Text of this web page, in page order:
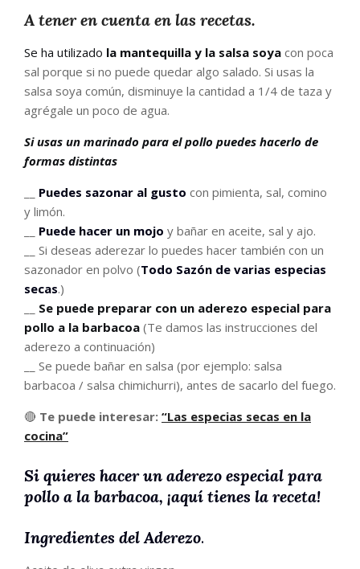
A tener en cuenta en las recetas.
Se ha utilizado la mantequilla y la salsa soya con poca
sal porque si no puede quedar algo salado. Si usas la
salsa soya común, disminuye la cantidad a 1/4 de taza y
agrégale un poco de agua.
Si usas un marinado para el pollo puedes hacerlo de
formas distintas
Puedes sazonar al gusto con pimienta, sal, comino
y limón.
Puede hacer un mojo y bañar en aceite, sal y ajo.
__ Si deseas aderezar lo puedes hacer también con un
sazonador en polvo (Todo Sazón de varias especias
secas.)
Se puede preparar con un aderezo especial para
pollo a la barbacoa (Te damos las instrucciones del
aderezo a continuación)
__ Se puede bañar en salsa (por ejemplo: salsa
barbacoa / salsa chimichurri), antes de sacarlo del fuego.
🔴 Te puede interesar: “Las especias secas en la
cocina”
Si quieres hacer un aderezo especial para
pollo a la barbacoa, ¡aquí tienes la receta!
Ingredientes del Aderezo.